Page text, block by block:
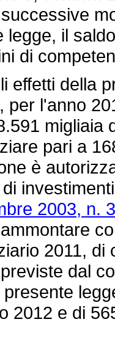
legge, il
di
effetti della
per l'anno
migliaia
pari a
è
2003, n.
2011,
dal
2012 e di